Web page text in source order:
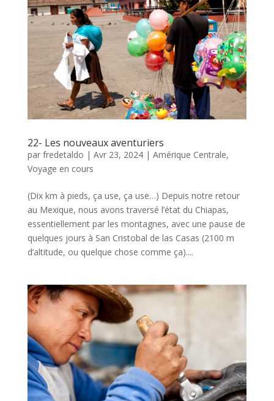
22- Les nouveaux aventuriers
par fredetaldo | Avr 23, 2024| Amérique Centrale,
Voyage en cours
(Dix km à pieds, ça use, ça use…) Depuis notre retour
au Mexique, nous avons traversé l’état du Chiapas,
essentiellement par les montagnes, avec une pause de
quelques jours à San Cristobal de las Casas (2100 m
d’altitude, ou quelque chose comme ça)....